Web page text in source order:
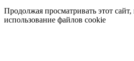
Продолжая просматривать этот сайт,
использование файлов cookie